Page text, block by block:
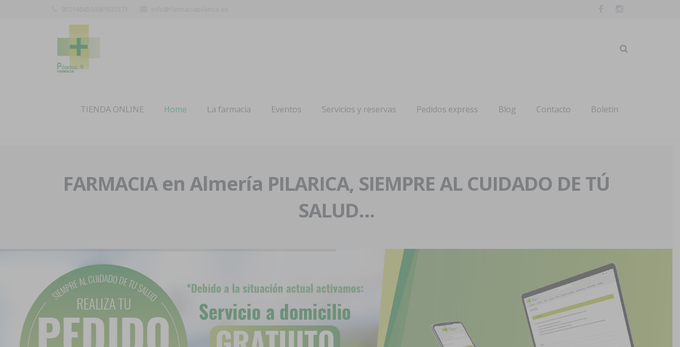
TIENDA ONLINE Home La farmacia Eventos Servicios y reservas Pedidos express Blog Contacto Boletín
FARMACIA en Almería PILARICA, SIEMPRE AL CUIDADO DE TÚ
SALUD…